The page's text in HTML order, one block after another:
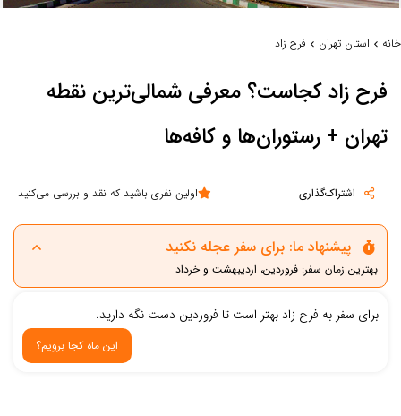
خانه استان تهران فرح زاد
فرح زاد کجاست؟ معرفی شمالی‌ترین نقطه
تهران + رستوران‌ها و کافه‌ها
اشتراک‌گذاری اولین نفری باشید که نقد و بررسی می‌کنید
پیشنهاد ما: برای سفر عجله نکنید
بهترین زمان سفر: فروردین، اردیبهشت و خرداد
برای سفر به فرح زاد بهتر است تا فروردین دست نگه دارید.
این ماه کجا برویم؟